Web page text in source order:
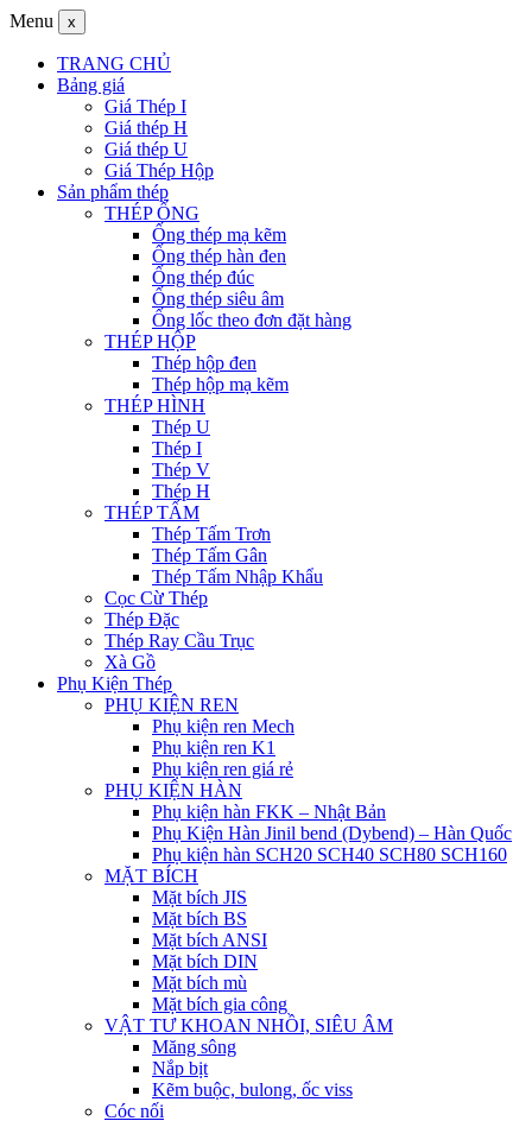
Menu x
TRANG CHỦ
Bảng giá
Giá Thép I
Giá thép H
Giá thép U
Giá Thép Hộp
Sản phẩm thép
THÉP ỐNG
Ống thép mạ kẽm
Ống thép hàn đen
Ống thép đúc
Ống thép siêu âm
Ống lốc theo đơn đặt hàng
THÉP HỘP
Thép hộp đen
Thép hộp mạ kẽm
THÉP HÌNH
Thép U
Thép I
Thép V
Thép H
THÉP TẤM
Thép Tấm Trơn
Thép Tấm Gân
Thép Tấm Nhập Khẩu
Cọc Cừ Thép
Thép Đặc
Thép Ray Cầu Trục
Xà Gồ
Phụ Kiện Thép
PHỤ KIỆN REN
Phụ kiện ren Mech
Phụ kiện ren K1
Phụ kiện ren giá rẻ
PHỤ KIỆN HÀN
Phụ kiện hàn FKK – Nhật Bản
Phụ Kiện Hàn Jinil bend (Dybend) – Hàn Quốc
Phụ kiện hàn SCH20 SCH40 SCH80 SCH160
MẶT BÍCH
Mặt bích JIS
Mặt bích BS
Mặt bích ANSI
Mặt bích DIN
Mặt bích mù
Mặt bích gia công
VẬT TƯ KHOAN NHỒI, SIÊU ÂM
Măng sông
Nắp bịt
Kẽm buộc, bulong, ốc viss
Cóc nối